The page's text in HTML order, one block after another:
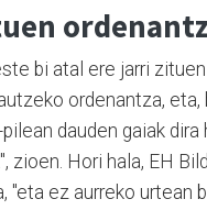
bi atal ere jarri
ordenantza,
dauden gaiak
zioen. Hori hala, EH
ez aurreko urtean